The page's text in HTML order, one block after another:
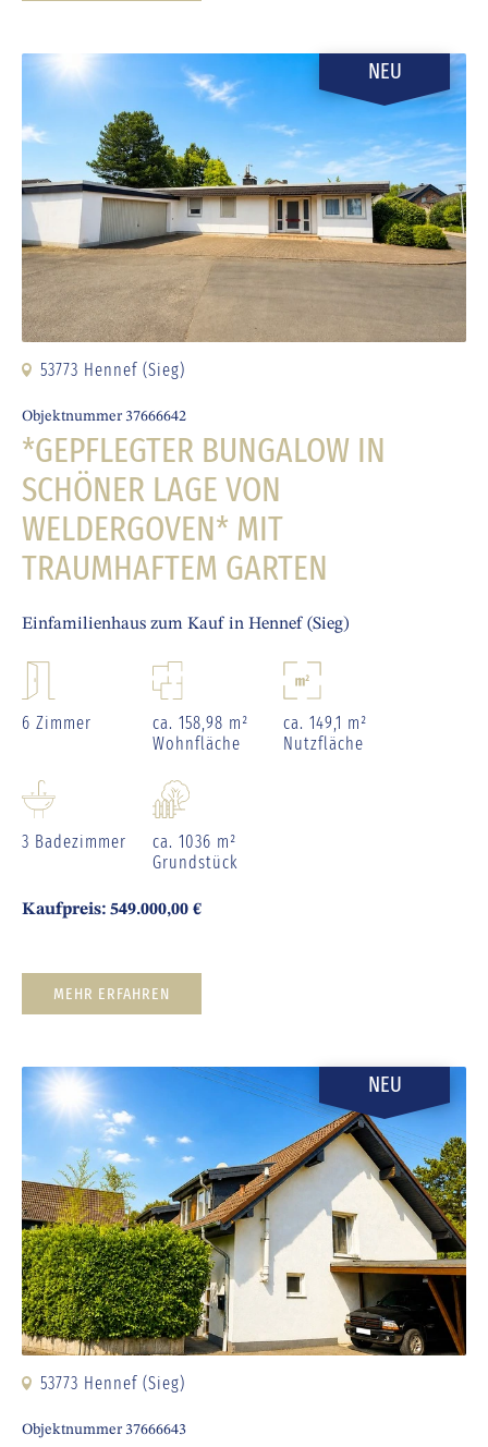
NEU
53773 Hennef (Sieg)
Objektnummer 37666642
*GEPFLEGTER BUNGALOW IN
SCHÖNER LAGE VON
WELDERGOVEN* MIT
TRAUMHAFTEM GARTEN
Einfamilienhaus zum Kauf in Hennef (Sieg)
6 Zimmer
ca. 158,98 m²
Wohnfläche
ca. 149,1 m²
Nutzfläche
3 Badezimmer
ca. 1036 m²
Grundstück
Kaufpreis: 549.000,00 €
MEHR ERFAHREN
NEU
53773 Hennef (Sieg)
Objektnummer 37666643